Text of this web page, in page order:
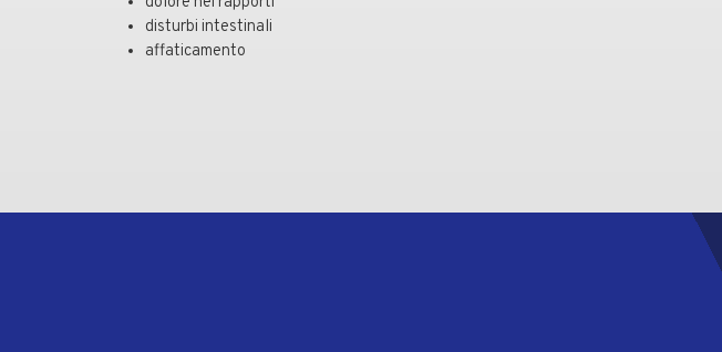
disturbi intestinali
affaticamento